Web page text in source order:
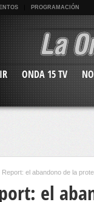
PROGRAMACIÓN
ONDA 15 TV
Report: el abandono de la
el